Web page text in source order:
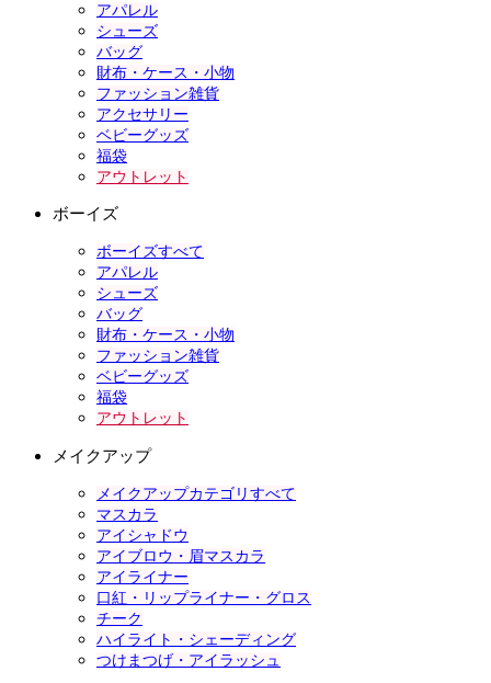
アパレル
シューズ
バッグ
財布・ケース・小物
ファッション雑貨
アクセサリー
ベビーグッズ
福袋
アウトレット
ボーイズ
ボーイズすべて
アパレル
シューズ
バッグ
財布・ケース・小物
ファッション雑貨
ベビーグッズ
福袋
アウトレット
メイクアップ
メイクアップカテゴリすべて
マスカラ
アイシャドウ
アイブロウ・眉マスカラ
アイライナー
口紅・リップライナー・グロス
チーク
ハイライト・シェーディング
つけまつげ・アイラッシュ